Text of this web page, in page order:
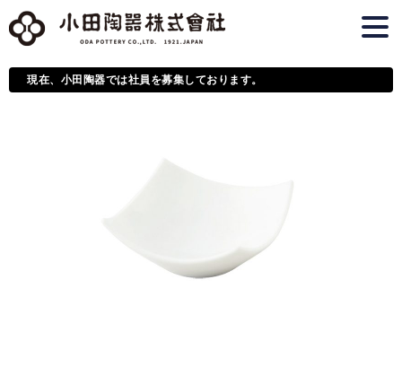
現在、小田陶器では社員を募集しております。